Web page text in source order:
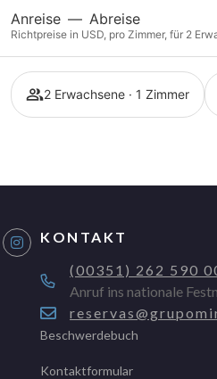
Anreise — Abreise
Richtpreise in USD, pro Zimmer, für 2
2 Erwachsene · 1 Zimmer
KONTAKT
(00351) 262 590
Anruf ins nationale
Beschwerdebuch
Kontaktformular